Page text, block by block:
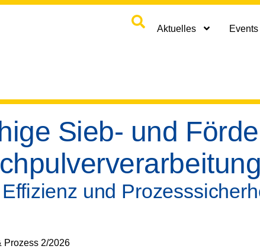
Aktuelles Events
Sieb- und
und
Prozess 2/2026